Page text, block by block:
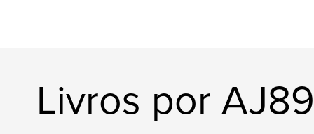
Livros por AJ89